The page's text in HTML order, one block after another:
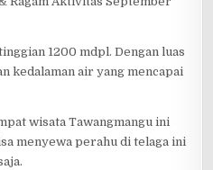
1200 mdpl. Dengan luas
kedalaman air yang mencapai
wisata Tawangmangu ini
menyewa perahu di telaga ini